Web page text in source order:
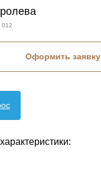
012
Оформить заявку